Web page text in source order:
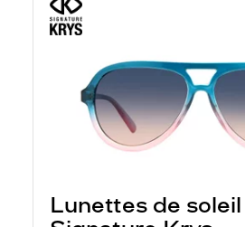
Lunettes de soleil